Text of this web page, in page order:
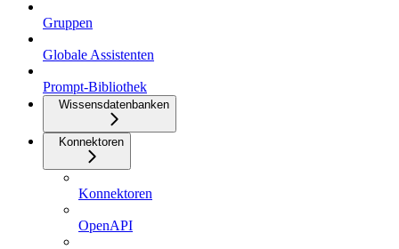
Gruppen
Globale Assistenten
Prompt-Bibliothek
Wissensdatenbanken
Konnektoren
Konnektoren
OpenAPI